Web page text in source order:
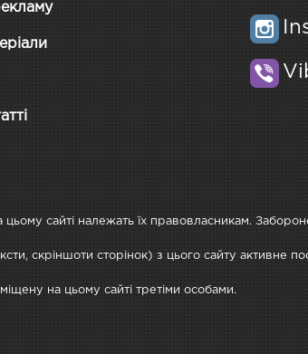
сайті належать їх правовласникам.
скріншоти сторінок) з цього сайту активне
на цьому сайті третіми особами.